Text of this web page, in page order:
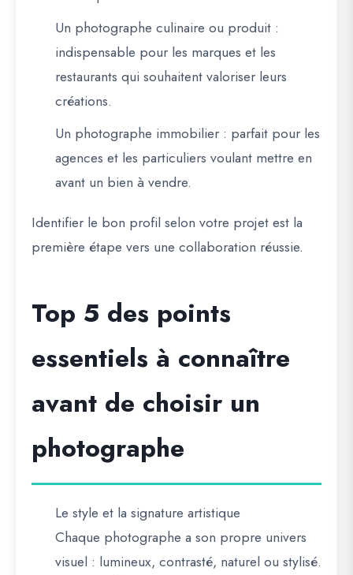
Un photographe culinaire ou produit :
indispensable pour les marques et les
restaurants qui souhaitent valoriser leurs
créations.
Un photographe immobilier : parfait pour les
agences et les particuliers voulant mettre en
avant un bien à vendre.
Identifier le bon profil selon votre projet est la
première étape vers une collaboration réussie.
Top 5 des points
essentiels à connaître
avant de choisir un
photographe
Le style et la signature artistique
Chaque photographe a son propre univers
visuel : lumineux, contrasté, naturel ou stylisé.